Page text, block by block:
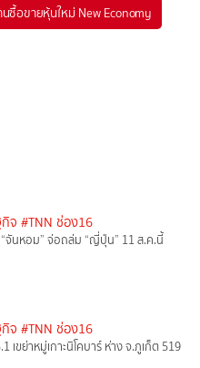
นซื้อขายหุ้นใหม่ New Economy
จ #TNN ช่อง16
จันหอม” จ่อถล่ม “ญี่ปุ่น” 11 ส.ค.นี้
จ #TNN ช่อง16
เขย่าหมู่เกาะนิโคบาร์ ห่าง จ.ภูเก็ต 519